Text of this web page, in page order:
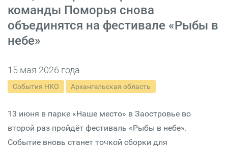
команды Поморья снова
объединятся на фестивале «Рыбы в
небе»
15 мая 2026 года
События НКО Архангельская область
13 июня в парке «Наше место» в Заостровье во
второй раз пройдёт фестиваль «Рыбы в небе».
Событие вновь станет точкой сборки для